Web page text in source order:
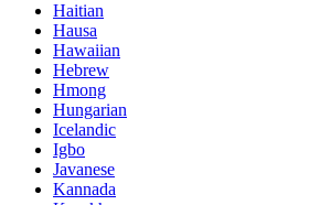
Haitian
Hausa
Hawaiian
Hebrew
Hmong
Hungarian
Icelandic
Igbo
Javanese
Kannada